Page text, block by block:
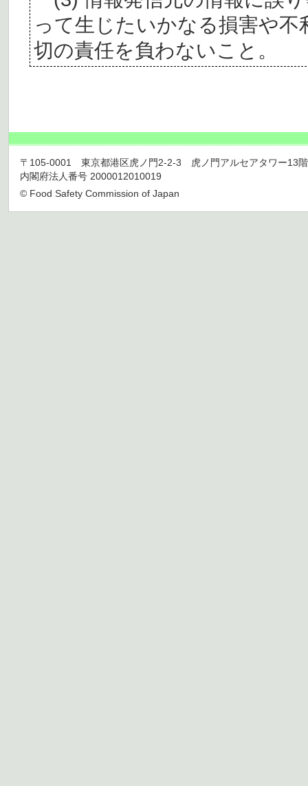
って生じたいかなる損害や
切の責任を負わないこと。
〒105-0001 東京都港区虎ノ門2-2-3 虎ノ門アルセアタワー13
内閣府法人番号 2000012010019
© Food Safety Commission of Japan